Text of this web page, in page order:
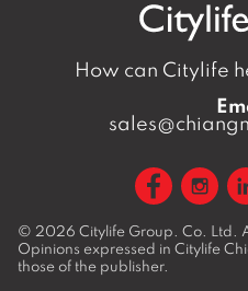
How can Citylife
© 2026 Citylife Group. Co. Ltd.
Opinions expressed in Citylife
those of the publisher.